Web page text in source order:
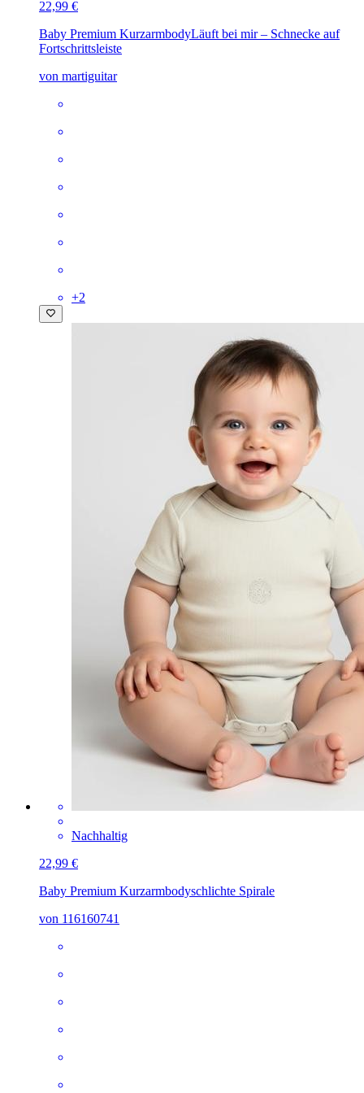
22,99 €
Baby Premium KurzarmbodyLäuft bei mir – Schnecke auf
Fortschrittsleiste
von martiguitar
+2
Nachhaltig
22,99 €
Baby Premium Kurzarmbodyschlichte Spirale
von 116160741